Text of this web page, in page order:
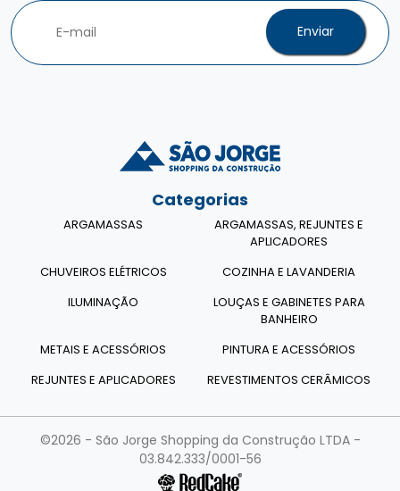
Enviar
Categorias
ARGAMASSAS
ARGAMASSAS, REJUNTES E
APLICADORES
CHUVEIROS ELÉTRICOS
COZINHA E LAVANDERIA
ILUMINAÇÃO
LOUÇAS E GABINETES PARA
BANHEIRO
METAIS E ACESSÓRIOS
PINTURA E ACESSÓRIOS
REJUNTES E APLICADORES
REVESTIMENTOS CERÂMICOS
©2026 - São Jorge Shopping da Construção LTDA -
03.842.333/0001-56